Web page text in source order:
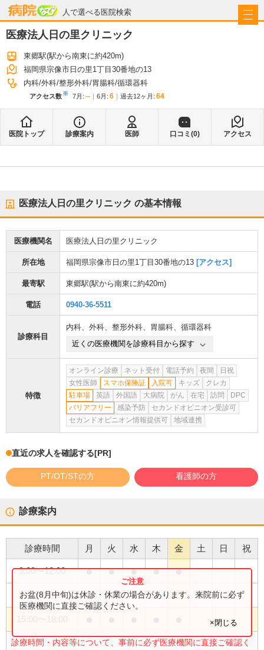
人で選べる医院検索
病院なび
医療法人日の里クリニック
東郷駅(駅から南東に約420m)
福岡県宗像市日の里1丁目30番地の13
内科 外科 整形外科 胃腸科 循環器科
アクセス数※ 7月 : -- 6月 : 6 過去12ヶ月: 64
医院トップ 診療案内 医師 口コミ(0) アクセス
医療法人日の里クリニック の基本情報
医療機関名 医療法人日の里クリニック
所在地 福岡県宗像市日の里1丁目30番地の13 [アクセス]
最寄駅 東郷駅(駅から南東に約420m)
電話 0940-36-5511
診療科目
内科、 外科、 整形外科、 胃腸科、 循環器科
近くの医療機関を診療科目から探す
特徴
オンライン診療 ネット受付 電話予約 夜間
日祝
女性医師
スマホ保険証 入院可 キッズ
クレカ
駐車場
英語 外国語 大病院 がん 在宅 訪問
DPC
バリアフリー
感染予防
セカンドオピニオン受診可
セカンドオピニオン情報提供可
地域連携
直近の求人を確認する[PR]
PT/OT/STの方 看護師の方
診療案内
診療時間 月 火 水 木 金 土 日 祝
9:00〜12:00 ● ● ● ● ●
9:00〜13:00 ●
診療時間・内容等について、事前に必ず医療機関に直接ご確認く
お盆(8月中旬)は休診・休業の場合があります。来院前に必ず
医療機関に直接ご確認ください。
×閉じる